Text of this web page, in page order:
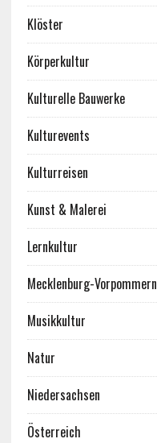
Klöster
Körperkultur
Kulturelle Bauwerke
Kulturevents
Kulturreisen
Kunst & Malerei
Lernkultur
Mecklenburg-Vorpommern
Musikkultur
Natur
Niedersachsen
Österreich